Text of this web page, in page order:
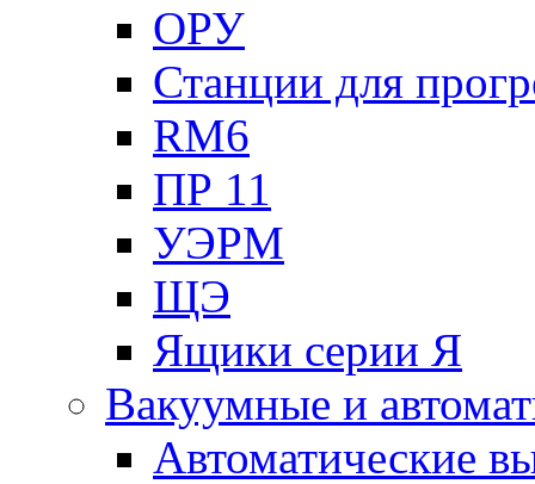
ОРУ
Станции для
RM6
ПР 11
УЭРМ
ЩЭ
Ящики серии Я
Вакуумные и
Автоматические